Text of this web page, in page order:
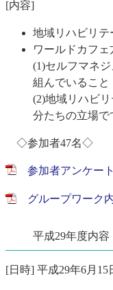
[内容]
地域リハビリ
ワールドカフ
(1)セルフマネ
組んでいること
(2)地域リハビ
分たちの立場で
◇参加者47名◇
参加者アンケー
グループワーク
平成29年度内
[日時] 平成29年6月15